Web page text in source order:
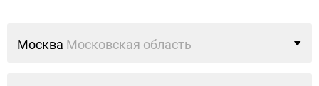
Москва Московская область